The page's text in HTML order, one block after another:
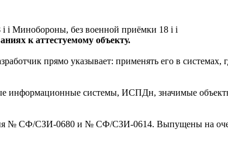
i i Минобороны, без военной приёмки 18 i i
к аттестуемому объекту.
прямо указывает: применять его в системах,
информационные системы, ИСПДн, значимые
№ СФ/СЗИ-0680 и № СФ/СЗИ-0614. Выпущены на